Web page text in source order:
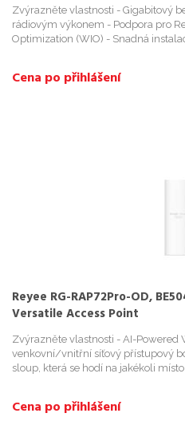
Zvýrazněte vlastnosti - Gigabitový
rádiovým výkonem - Podpora pro
Optimization (WIO) - Snadná
Cena po přihlášení
Reyee RG-RAP72Pro-OD,
Versatile Access Point
Zvýrazněte vlastnosti - AI-Powered
venkovní/vnitřní síťový přístupový
sloup, která se hodí na jakékoli
Cena po přihlášení